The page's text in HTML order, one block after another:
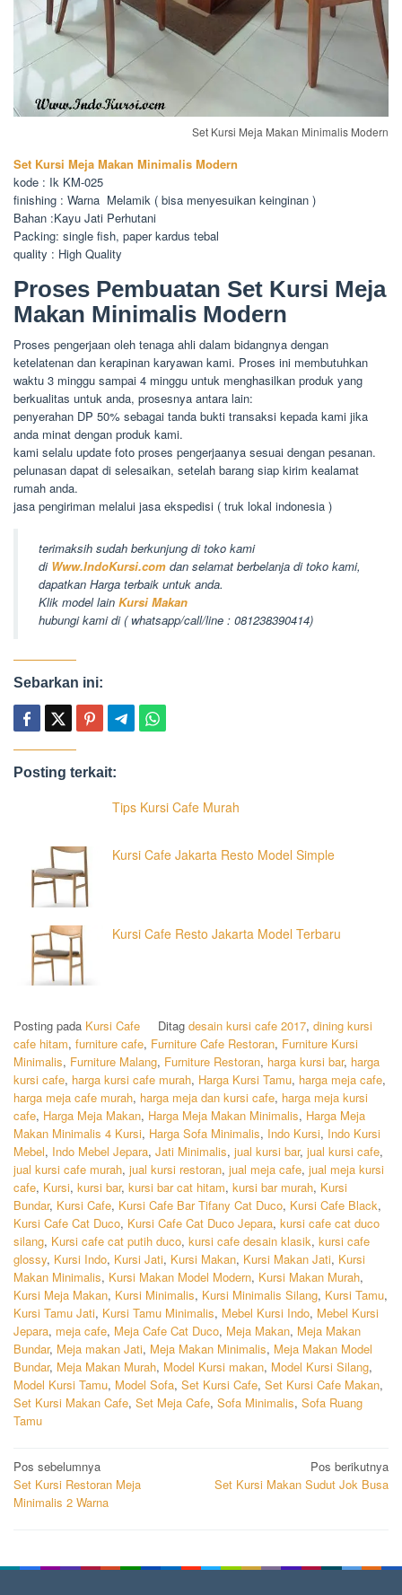
Set Kursi Meja Makan Minimalis Modern
Set Kursi Meja Makan Minimalis Modern
kode : Ik KM-025
finishing : Warna Melamik ( bisa menyesuikan keinginan )
Bahan :Kayu Jati Perhutani
Packing: single fish, paper kardus tebal
quality : High Quality
Proses Pembuatan Set Kursi Meja
Makan Minimalis Modern
Proses pengerjaan oleh tenaga ahli dalam bidangnya dengan
ketelatenan dan kerapinan karyawan kami. Proses ini membutuhkan
waktu 3 minggu sampai 4 minggu untuk menghasilkan produk yang
berkualitas untuk anda, prosesnya antara lain:
penyerahan DP 50% sebagai tanda bukti transaksi kepada kami jika
anda minat dengan produk kami.
kami selalu update foto proses pengerjaanya sesuai dengan pesanan.
pelunasan dapat di selesaikan, setelah barang siap kirim kealamat
rumah anda.
jasa pengiriman melalui jasa ekspedisi ( truk lokal indonesia )
terimaksih sudah berkunjung di toko kami
di Www.IndoKursi.com dan selamat berbelanja di toko kami,
dapatkan Harga terbaik untuk anda.
Klik model lain Kursi Makan
hubungi kami di ( whatsapp/call/line : 081238390414)
Sebarkan ini:
Posting terkait:
Tips Kursi Cafe Murah
Kursi Cafe Jakarta Resto Model Simple
Kursi Cafe Resto Jakarta Model Terbaru
Posting pada Kursi Cafe Ditag desain kursi cafe 2017, dining kursi
cafe hitam, furniture cafe, Furniture Cafe Restoran, Furniture Kursi
Minimalis, Furniture Malang, Furniture Restoran, harga kursi bar, harga
kursi cafe, harga kursi cafe murah, Harga Kursi Tamu, harga meja cafe,
harga meja cafe murah, harga meja dan kursi cafe, harga meja kursi
cafe, Harga Meja Makan, Harga Meja Makan Minimalis, Harga Meja
Makan Minimalis 4 Kursi, Harga Sofa Minimalis, Indo Kursi, Indo Kursi
Mebel, Indo Mebel Jepara, Jati Minimalis, jual kursi bar, jual kursi cafe,
jual kursi cafe murah, jual kursi restoran, jual meja cafe, jual meja kursi
cafe, Kursi, kursi bar, kursi bar cat hitam, kursi bar murah, Kursi
Bundar, Kursi Cafe, Kursi Cafe Bar Tifany Cat Duco, Kursi Cafe Black,
Kursi Cafe Cat Duco, Kursi Cafe Cat Duco Jepara, kursi cafe cat duco
silang, Kursi cafe cat putih duco, kursi cafe desain klasik, kursi cafe
glossy, Kursi Indo, Kursi Jati, Kursi Makan, Kursi Makan Jati, Kursi
Makan Minimalis, Kursi Makan Model Modern, Kursi Makan Murah,
Kursi Meja Makan, Kursi Minimalis, Kursi Minimalis Silang, Kursi Tamu,
Kursi Tamu Jati, Kursi Tamu Minimalis, Mebel Kursi Indo, Mebel Kursi
Jepara, meja cafe, Meja Cafe Cat Duco, Meja Makan, Meja Makan
Bundar, Meja makan Jati, Meja Makan Minimalis, Meja Makan Model
Bundar, Meja Makan Murah, Model Kursi makan, Model Kursi Silang,
Model Kursi Tamu, Model Sofa, Set Kursi Cafe, Set Kursi Cafe Makan,
Set Kursi Makan Cafe, Set Meja Cafe, Sofa Minimalis, Sofa Ruang
Tamu
Navigasi
pos
Pos sebelumnya
Set Kursi Restoran Meja
Minimalis 2 Warna
Pos berikutnya
Set Kursi Makan Sudut Jok Busa